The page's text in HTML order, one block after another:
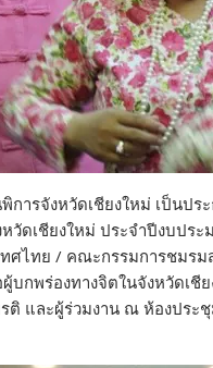
ารจังหวัดเชียงใหม่ เป็นปร
ดเชียงใหม่ ประจำปีงบปร
ศไทย / คณะกรรมการชมร
กพร่องทางจิตในจังหวัดเชี
และผู้ร่วมงาน ณ ห้องประ